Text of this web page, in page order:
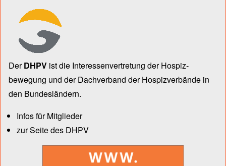
DerDHPV ist die Inter­essen­ver­tre­tung der Hospiz­
bewegung und der Dach­verband der Hospiz­verbände in
den Bun­des­län­dern.
Infos für Mitglieder
zur Seite des DHPV